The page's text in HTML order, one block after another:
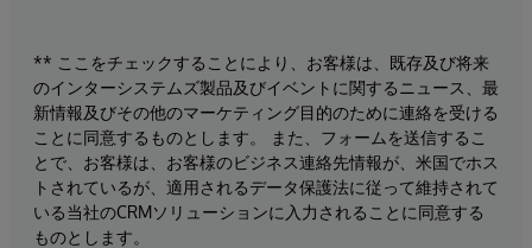
** ここをチェックすることにより、お客様は、既存及び将来
のインターシステムズ製品及びイベントに関するニュース、最
新情報及びその他のマーケティング目的のために連絡を受ける
ことに同意するものとします。 また、フォームを送信するこ
とで、お客様は、お客様のビジネス連絡先情報が、米国でホス
トされているが、適用されるデータ保護法に従って維持されて
いる当社のCRMソリューションに入力されることに同意する
ものとします。